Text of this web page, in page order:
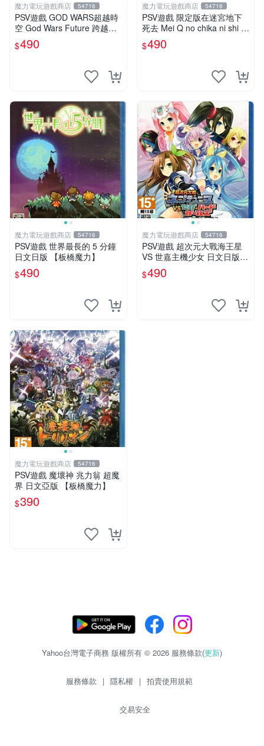
魔力電玩遊戲商店 54716
PSV遊戲 GOD WARS超越時
空 God Wars Future 跨越時
空 日文日版【板橋魔力】
$490
魔力電玩遊戲商店 54716
PSV遊戲 限定版在迷宮地下
死去 Mei Q no chika ni shi 日
文日版 附特典【板橋魔力】
$490
魔力電玩遊戲商店 54716
PSV遊戲 世界最長的 5 分鐘
日文日版 【板橋魔力】
$490
魔力電玩遊戲商店 54716
PSV遊戲 超次元大戰海王星
VS 世嘉主機少女 日文日版
附特典CD【板橋魔力】
$490
魔力電玩遊戲商店 54716
PSV遊戲 魔壞神 兆力翁 超魔
界 日文亞版 【板橋魔力】
$390
Yahoo台灣電子商務 版權所有 © 2026 服務條款(更新)
服務條款 | 隱私權 | 拍賣使用規範
交易安全